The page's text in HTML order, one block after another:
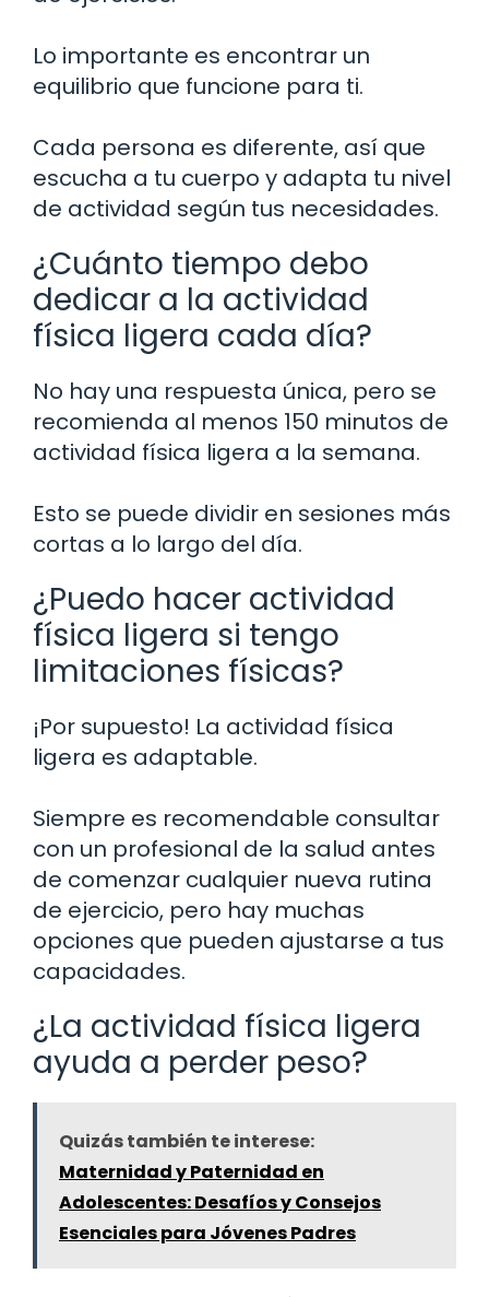
Lo importante es encontrar un
equilibrio que funcione para ti.
Cada persona es diferente, así que
escucha a tu cuerpo y adapta tu nivel
de actividad según tus necesidades.
¿Cuánto tiempo debo
dedicar a la actividad
física ligera cada día?
No hay una respuesta única, pero se
recomienda al menos 150 minutos de
actividad física ligera a la semana.
Esto se puede dividir en sesiones más
cortas a lo largo del día.
¿Puedo hacer actividad
física ligera si tengo
limitaciones físicas?
¡Por supuesto! La actividad física
ligera es adaptable.
Siempre es recomendable consultar
con un profesional de la salud antes
de comenzar cualquier nueva rutina
de ejercicio, pero hay muchas
opciones que pueden ajustarse a tus
capacidades.
¿La actividad física ligera
ayuda a perder peso?
Quizás también te interese:
Maternidad y Paternidad en
Adolescentes: Desafíos y Consejos
Esenciales para Jóvenes Padres